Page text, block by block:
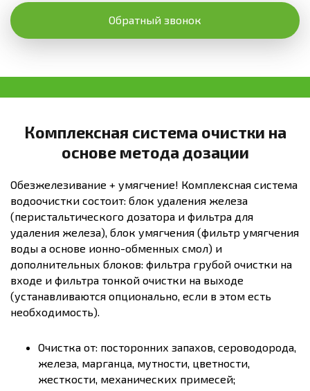
Обратный звонок
Комплексная система очистки на
основе метода дозации
Обезжелезивание + умягчение! Комплексная система
водоочистки состоит: блок удаления железа
(перистальтического дозатора и фильтра для
удаления железа), блок умягчения (фильтр умягчения
воды а основе ионно-обменных смол) и
дополнительных блоков: фильтра грубой очистки на
входе и фильтра тонкой очистки на выходе
(устанавливаются опционально, если в этом есть
необходимость).
Очистка от: посторонних запахов, сероводорода,
железа, марганца, мутности, цветности,
жесткости, механических примесей;